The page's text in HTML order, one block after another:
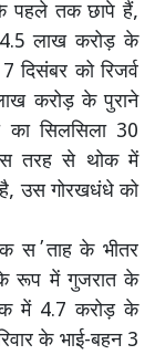
पहले तक छापे हैं,
लाख करोड़ के
को रिजर्व
करोड़ के पुराने
सिलसिला 30
तरह से थोक में
उस गोरखधंधे को
स΄ताह के भीतर
रूप में गुजरात के
में 4.7 करोड़ के
के भाई-बहन 3